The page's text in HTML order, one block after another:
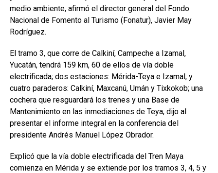
medio ambiente, afirmó el director general del Fondo
Nacional de Fomento al Turismo (Fonatur), Javier May
Rodríguez.
El tramo 3, que corre de Calkiní, Campeche a Izamal,
Yucatán, tendrá 159 km, 60 de ellos de vía doble
electrificada; dos estaciones: Mérida-Teya e Izamal, y
cuatro paraderos: Calkiní, Maxcanú, Umán y Tixkokob; una
cochera que resguardará los trenes y una Base de
Mantenimiento en las inmediaciones de Teya, dijo al
presentar el informe integral en la conferencia del
presidente Andrés Manuel López Obrador.
Explicó que la vía doble electrificada del Tren Maya
comienza en Mérida y se extiende por los tramos 3, 4, 5 y